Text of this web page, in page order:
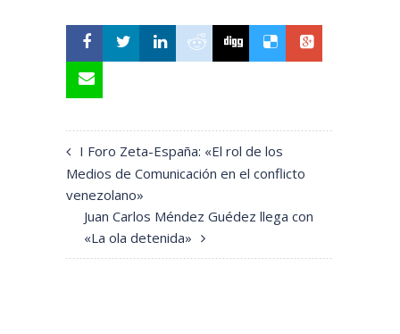
I Foro Zeta-España: «El rol de los
Medios de Comunicación en el conflicto
venezolano»
Juan Carlos Méndez Guédez llega con
«La ola detenida»